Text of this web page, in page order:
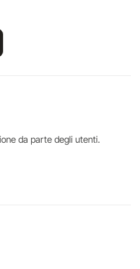
da parte degli utenti.